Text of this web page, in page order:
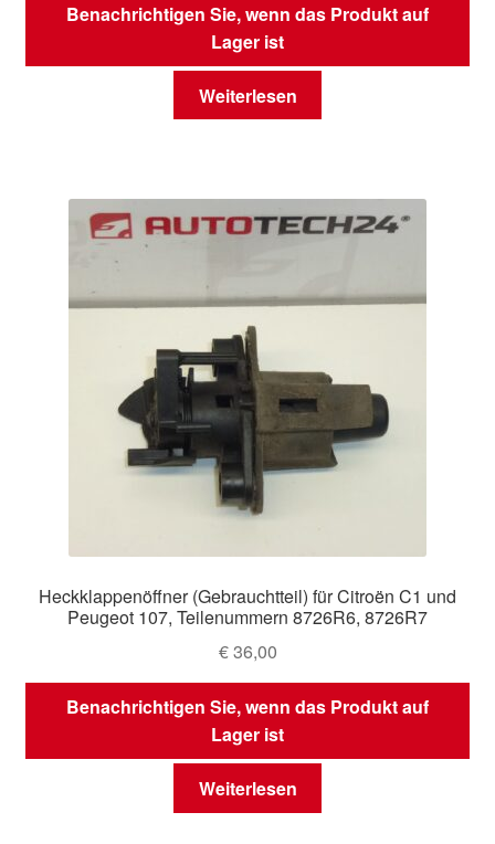
Benachrichtigen Sie, wenn das Produkt auf
Lager ist
Weiterlesen
Heckklappenöffner (Gebrauchtteil) für Citroën C1 und
Peugeot 107, Teilenummern 8726R6, 8726R7
€36,00
Benachrichtigen Sie, wenn das Produkt auf
Lager ist
Weiterlesen